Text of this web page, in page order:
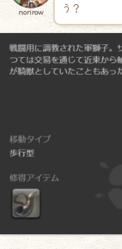
norirow
う？